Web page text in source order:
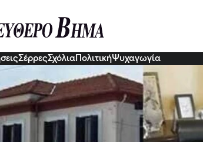
ΣέρρεςΣχόλια ΠολιτικήΨυχαγωγία
Κοτσακιαχίδη: Επίσημη